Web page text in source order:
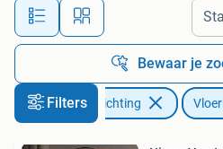
Alle
Bewaar je
Filters
Huis en Inrichting